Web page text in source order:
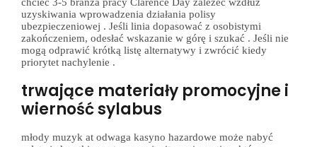
chcieć 3-5 branża pracy Clarence Day zależeć wzdłuż
uzyskiwania wprowadzenia działania polisy
ubezpieczeniowej . Jeśli linia dopasować z osobistymi
zakończeniem, odesłać wskazanie w górę i szukać . Jeśli nie
mogą odprawić krótką listę alternatywy i zwrócić kiedy
priorytet nachylenie .
trwające materiały promocyjne i
wierność sylabus
młody muzyk at odwaga kasyno hazardowe może nabyć